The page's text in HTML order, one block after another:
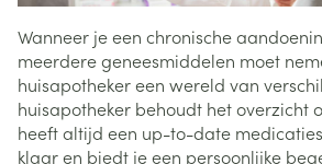
Wanneer je een chronische
meerdere geneesmiddelen moet
huisapotheker een wereld van
huisapotheker behoudt het overzicht
heeft altijd een up-to-date
klaar en biedt je een persoonlijke